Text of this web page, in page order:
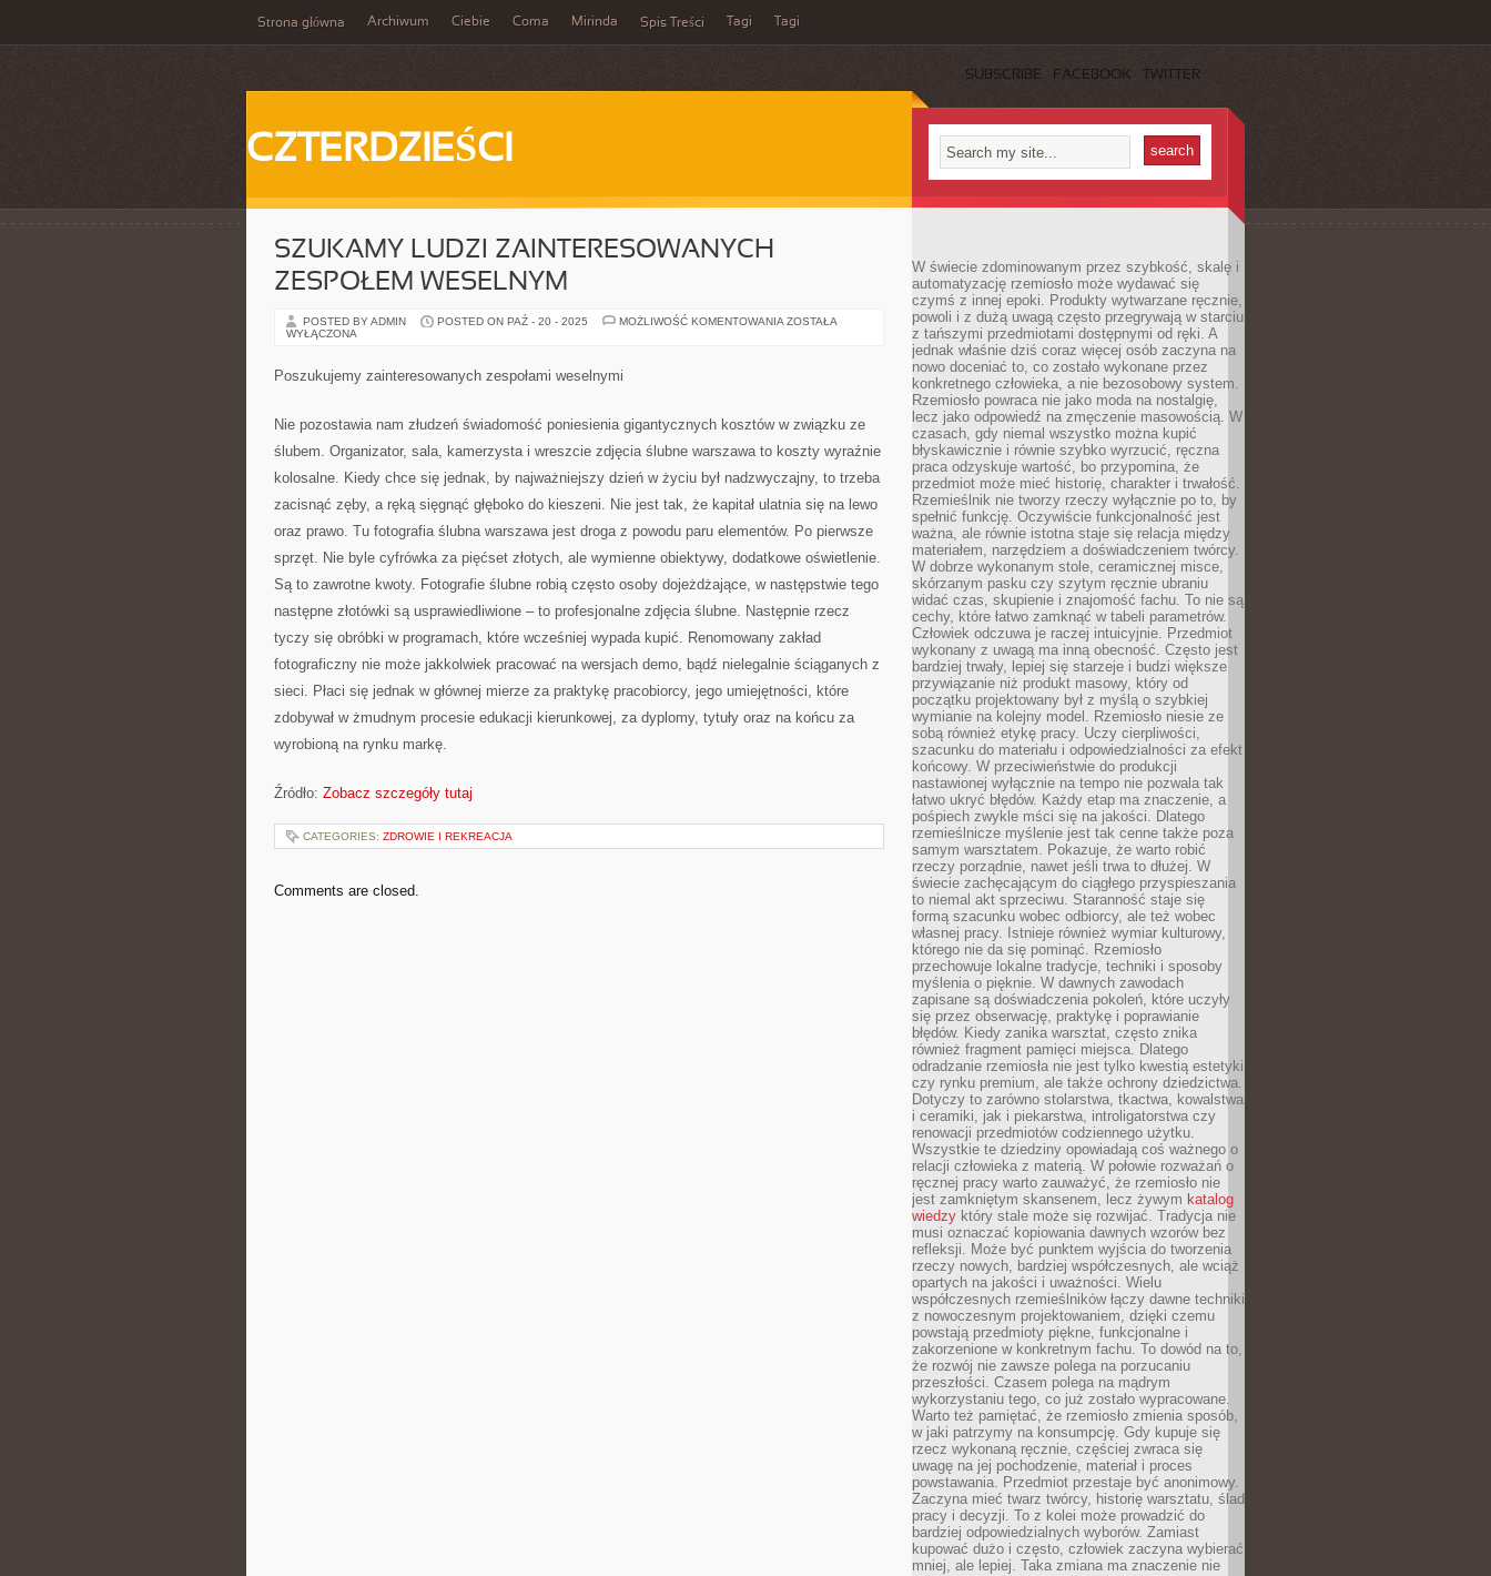
Strona główna Archiwum Ciebie Coma Mirinda Spis Treści Tagi Tagi
SUBSCRIBE FACEBOOK TWITTER
CZTERDZIEŚCI
SZUKAMY LUDZI ZAINTERESOWANYCH
ZESPOŁEM WESELNYM
POSTED BY ADMIN POSTED ON PAŹ - 20 - 2025 MOŻLIWOŚĆ KOMENTOWANIA SZUKAMY
ZOSTAŁA
WYŁĄCZONA
Poszukujemy zainteresowanych zespołami weselnymi
Nie pozostawia nam złudzeń świadomość poniesienia gigantycznych kosztów w związku ze
ślubem. Organizator, sala, kamerzysta i wreszcie zdjęcia ślubne warszawa to koszty wyraźnie
kolosalne. Kiedy chce się jednak, by najważniejszy dzień w życiu był nadzwyczajny, to trzeba
zacisnąć zęby, a ręką sięgnąć głęboko do kieszeni. Nie jest tak, że kapitał ulatnia się na lewo
oraz prawo. Tu fotografia ślubna warszawa jest droga z powodu paru elementów. Po pierwsze
sprzęt. Nie byle cyfrówka za pięćset złotych, ale wymienne obiektywy, dodatkowe oświetlenie.
Są to zawrotne kwoty. Fotografie ślubne robią często osoby dojeżdżające, w następstwie tego
następne złotówki są usprawiedliwione – to profesjonalne zdjęcia ślubne. Następnie rzecz
tyczy się obróbki w programach, które wcześniej wypada kupić. Renomowany zakład
fotograficzny nie może jakkolwiek pracować na wersjach demo, bądź nielegalnie ściąganych z
sieci. Płaci się jednak w głównej mierze za praktykę pracobiorcy, jego umiejętności, które
zdobywał w żmudnym procesie edukacji kierunkowej, za dyplomy, tytuły oraz na końcu za
wyrobioną na rynku markę.
Źródło: Zobacz szczegóły tutaj
CATEGORIES: ZDROWIE I REKREACJA
Comments are closed.
W świecie zdominowanym przez szybkość, skalę i
automatyzację rzemiosło może wydawać się
czymś z innej epoki. Produkty wytwarzane ręcznie,
powoli i z dużą uwagą często przegrywają w starciu
z tańszymi przedmiotami dostępnymi od ręki. A
jednak właśnie dziś coraz więcej osób zaczyna na
nowo doceniać to, co zostało wykonane przez
konkretnego człowieka, a nie bezosobowy system.
Rzemiosło powraca nie jako moda na nostalgię,
lecz jako odpowiedź na zmęczenie masowością. W
czasach, gdy niemal wszystko można kupić
błyskawicznie i równie szybko wyrzucić, ręczna
praca odzyskuje wartość, bo przypomina, że
przedmiot może mieć historię, charakter i trwałość.
Rzemieślnik nie tworzy rzeczy wyłącznie po to, by
spełnić funkcję. Oczywiście funkcjonalność jest
ważna, ale równie istotna staje się relacja między
materiałem, narzędziem a doświadczeniem twórcy.
W dobrze wykonanym stole, ceramicznej misce,
skórzanym pasku czy szytym ręcznie ubraniu
widać czas, skupienie i znajomość fachu. To nie są
cechy, które łatwo zamknąć w tabeli parametrów.
Człowiek odczuwa je raczej intuicyjnie. Przedmiot
wykonany z uwagą ma inną obecność. Często jest
bardziej trwały, lepiej się starzeje i budzi większe
przywiązanie niż produkt masowy, który od
początku projektowany był z myślą o szybkiej
wymianie na kolejny model. Rzemiosło niesie ze
sobą również etykę pracy. Uczy cierpliwości,
szacunku do materiału i odpowiedzialności za efekt
końcowy. W przeciwieństwie do produkcji
nastawionej wyłącznie na tempo nie pozwala tak
łatwo ukryć błędów. Każdy etap ma znaczenie, a
pośpiech zwykle mści się na jakości. Dlatego
rzemieślnicze myślenie jest tak cenne także poza
samym warsztatem. Pokazuje, że warto robić
rzeczy porządnie, nawet jeśli trwa to dłużej. W
świecie zachęcającym do ciągłego przyspieszania
to niemal akt sprzeciwu. Staranność staje się
formą szacunku wobec odbiorcy, ale też wobec
własnej pracy. Istnieje również wymiar kulturowy,
którego nie da się pominąć. Rzemiosło
przechowuje lokalne tradycje, techniki i sposoby
myślenia o pięknie. W dawnych zawodach
zapisane są doświadczenia pokoleń, które uczyły
się przez obserwację, praktykę i poprawianie
błędów. Kiedy zanika warsztat, często znika
również fragment pamięci miejsca. Dlatego
odradzanie rzemiosła nie jest tylko kwestią estetyki
czy rynku premium, ale także ochrony dziedzictwa.
Dotyczy to zarówno stolarstwa, tkactwa, kowalstwa
i ceramiki, jak i piekarstwa, introligatorstwa czy
renowacji przedmiotów codziennego użytku.
Wszystkie te dziedziny opowiadają coś ważnego o
relacji człowieka z materią. W połowie rozważań o
ręcznej pracy warto zauważyć, że rzemiosło nie
jest zamkniętym skansenem, lecz żywym katalog
wiedzy który stale może się rozwijać. Tradycja nie
musi oznaczać kopiowania dawnych wzorów bez
refleksji. Może być punktem wyjścia do tworzenia
rzeczy nowych, bardziej współczesnych, ale wciąż
opartych na jakości i uważności. Wielu
współczesnych rzemieślników łączy dawne techniki
z nowoczesnym projektowaniem, dzięki czemu
powstają przedmioty piękne, funkcjonalne i
zakorzenione w konkretnym fachu. To dowód na to,
że rozwój nie zawsze polega na porzucaniu
przeszłości. Czasem polega na mądrym
wykorzystaniu tego, co już zostało wypracowane.
Warto też pamiętać, że rzemiosło zmienia sposób,
w jaki patrzymy na konsumpcję. Gdy kupuje się
rzecz wykonaną ręcznie, częściej zwraca się
uwagę na jej pochodzenie, materiał i proces
powstawania. Przedmiot przestaje być anonimowy.
Zaczyna mieć twarz twórcy, historię warsztatu, ślad
pracy i decyzji. To z kolei może prowadzić do
bardziej odpowiedzialnych wyborów. Zamiast
kupować dużo i często, człowiek zaczyna wybierać
mniej, ale lepiej. Taka zmiana ma znaczenie nie